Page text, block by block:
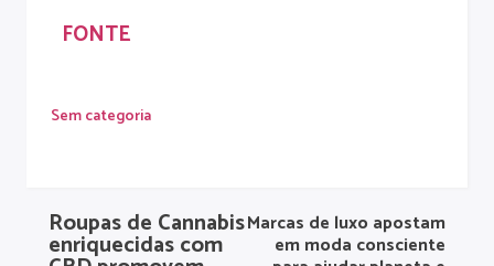
FONTE
Sem categoria
Roupas de Cannabis
enriquecidas com
Marcas de luxo apostam
em moda consciente